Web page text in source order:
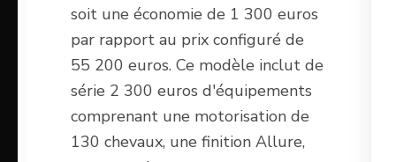
soit une économie de 1 300 euros
par rapport au prix configuré de
55 200 euros. Ce modèle inclut de
série 2 300 euros d'équipements
comprenant une motorisation de
130 chevaux, une finition Allure,